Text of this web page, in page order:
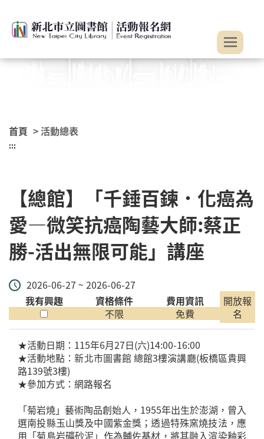
首頁 > 活動總表
:::
【總館】「千錘百鍊．化癌為
愛—微笑抗癌陶藝大師:蔡正
勝-活出無限可能」講座
2026-06-27 ~ 2026-06-27
我有興趣
資格條件
不限
費用資訊
免費
開放報
名
★活動日期：115年6月27日(六)14:00-16:00
★活動地點：新北市圖書館 總館3樓演講廳(板橋區貴興
路139號3樓)
★參加方式：網路報名
「菊岩燒」藝術陶品創始人，1955年出生於澎湖，曾入
選南投縣玉山獎及中國紫金獎；透過特殊窯燒技法，應
用「菊島岩礦砂泥」作為輔佐基材，將其融入渲染釉彩